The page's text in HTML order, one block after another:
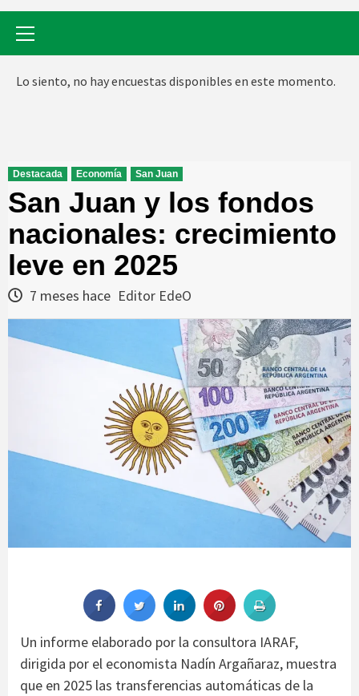
Lo siento, no hay encuestas disponibles en este momento.
Destacada Economía San Juan
San Juan y los fondos
nacionales: crecimiento
leve en 2025
7 meses hace Editor EdeO
Un informe elaborado por la consultora IARAF,
dirigida por el economista Nadín Argañaraz, muestra
que en 2025 las transferencias automáticas de la